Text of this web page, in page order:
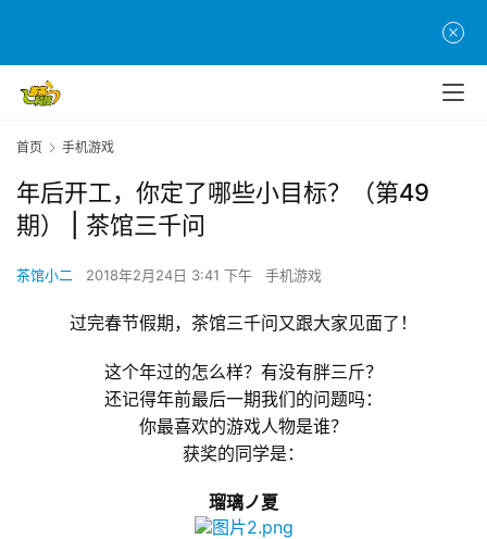
首页 手机游戏
年后开工，你定了哪些小目标？（第49
期） | 茶馆三千问
茶馆小二 2018年2月24日 3:41 下午 手机游戏
过完春节假期，茶馆三千问又跟大家见面了！
这个年过的怎么样？有没有胖三斤？
还记得年前最后一期我们的问题吗：
你最喜欢的游戏人物是谁？
获奖的同学是：
瑠璃ノ夏